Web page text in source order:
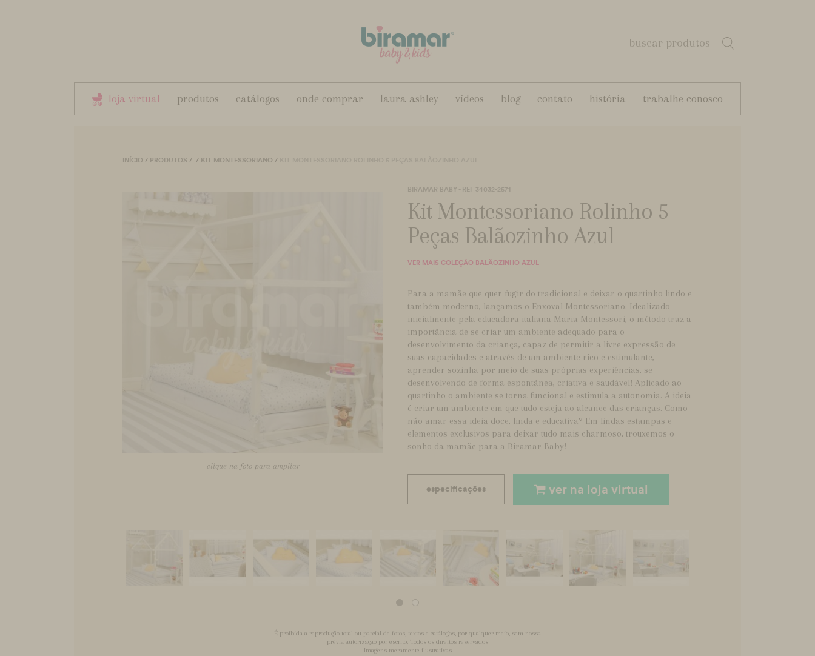
loja virtual produtos catálogos onde comprar laura ashley vídeos blog contato história trabalhe conosco
INÍCIO / PRODUTOS / / KIT MONTESSORIANO /
clique na foto para ampliar
BIRAMAR BABY - REF 34032-2571
Kit Montessoriano Rolinho 5
Peças Balãozinho Azul
VER MAIS COLEÇÃO BALÃOZINHO AZUL
Para a mamãe que quer fugir do tradicional e deixar o quartinho lindo e
também moderno, lançamos o Enxoval Montessoriano. Idealizado
inicialmente pela educadora italiana Maria Montessori, o método traz a
importância de se criar um ambiente adequado para o
desenvolvimento da criança, capaz de permitir a livre expressão de
suas capacidades e através de um ambiente rico e estimulante,
aprender sozinha por meio de suas próprias experiências, se
desenvolvendo de forma espontânea, criativa e saudável! Aplicado ao
quartinho o ambiente se torna funcional e estimula a autonomia. A ideia
é criar um ambiente em que tudo esteja ao alcance das crianças. Como
não amar essa ideia doce, linda e educativa? Em lindas estampas e
elementos exclusivos para deixar tudo mais charmoso, trouxemos o
sonho da mamãe para a Biramar Baby!
especificações ver na loja virtual
É proibida a reprodução total ou parcial de fotos, textos e catálogos, por qualquer meio, sem nossa
prévia autorização por escrito. Todos os direitos reservados
Imagens meramente ilustrativas